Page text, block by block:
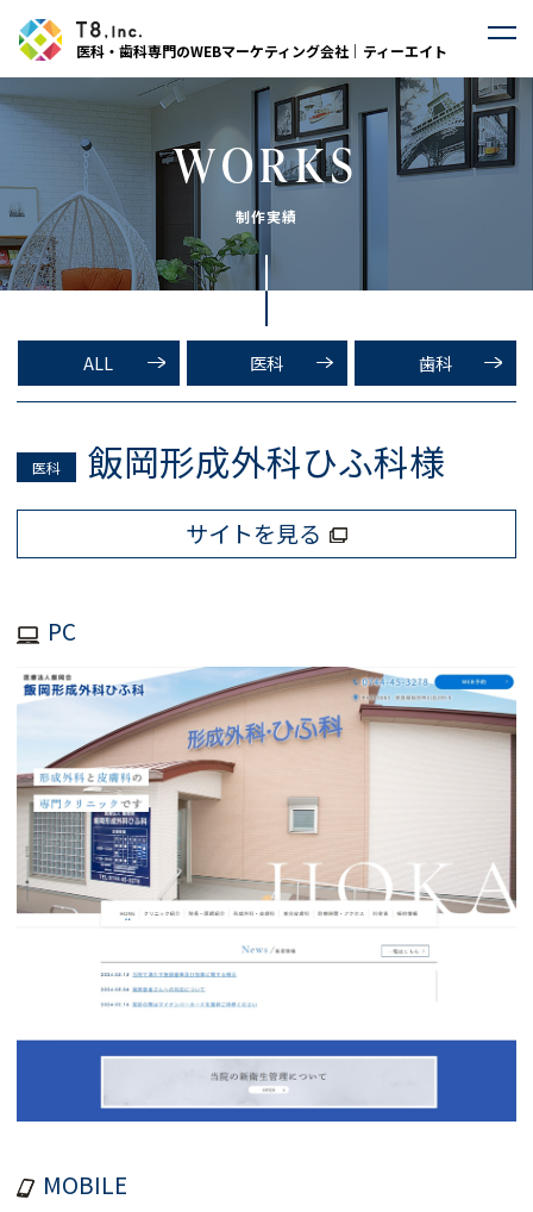
医科・歯科専門のWEBマーケティング会社｜ティーエイト
WORKS
制作実績
ALL 医科 歯科
医科 飯岡形成外科ひふ科様
サイトを見る
PC
MOBILE